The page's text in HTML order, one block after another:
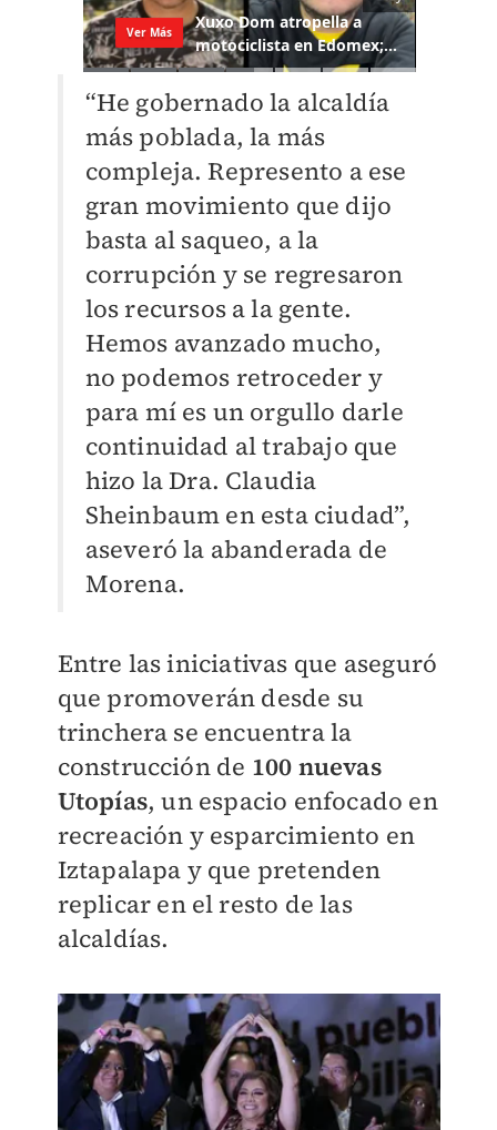
“He gobernado la alcaldía
más poblada, la más
compleja. Represento a ese
gran movimiento que dijo
basta al saqueo, a la
corrupción y se regresaron
los recursos a la gente.
Hemos avanzado mucho,
no podemos retroceder y
para mí es un orgullo darle
continuidad al trabajo que
hizo la Dra. Claudia
Sheinbaum en esta ciudad”,
aseveró la abanderada de
Morena.
Entre las iniciativas que aseguró
que promoverán desde su
trinchera se encuentra la
construcción de 100 nuevas
Utopías, un espacio enfocado en
recreación y esparcimiento en
Iztapalapa y que pretenden
replicar en el resto de las
alcaldías.